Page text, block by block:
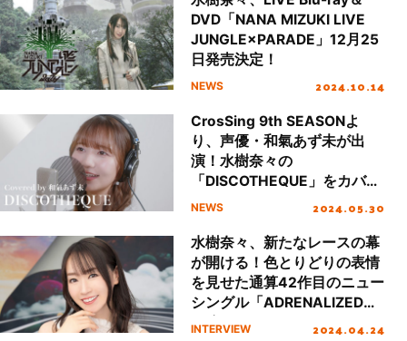
DVD「NANA MIZUKI LIVE
JUNGLE×PARADE」12月25
日発売決定！
NEWS 2024.10.14
CrosSing 9th SEASONよ
り、声優・和氣あず未が出
演！水樹奈々の
「DISCOTHEQUE」をカバ
ー！
NEWS 2024.05.30
水樹奈々、新たなレースの幕
が開ける！色とりどりの表情
を見せた通算42作目のニュー
シングル「ADRENALIZED」
に迫る！
INTERVIEW 2024.04.24